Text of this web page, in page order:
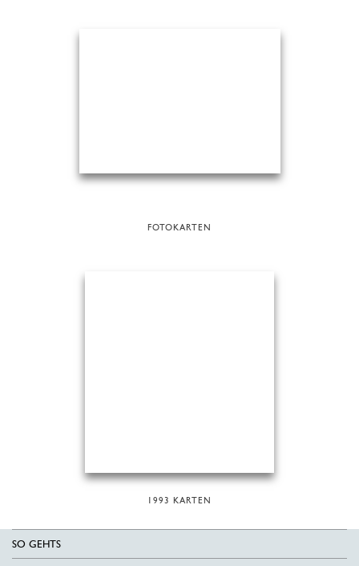
FOTOKARTEN
1993 KARTEN
SO GEHTS